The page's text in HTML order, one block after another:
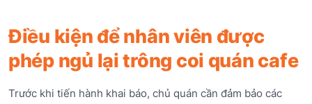
Điều kiện để nhân viên được
phép ngủ lại trông coi quán cafe
Trước khi tiến hành khai báo, chủ quán cần đảm bảo các